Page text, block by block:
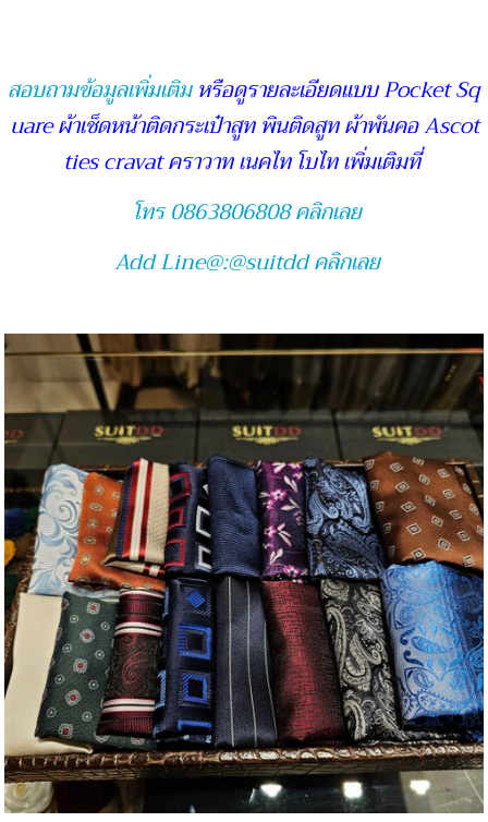
สอบถามข้อมูลเพิ่มเติม หรือดูรายละเอียดแบบ Pocket Sq
uare ผ้าเช็ดหน้าติดกระเป๋าสูท พินติดสูท ผ้าพันคอ Ascot
ties cravat คราวาท เนคไท โบไท เพิ่มเติมที่
โทร 0863806808 คลิกเลย
Add Line@:@suitdd คลิกเลย